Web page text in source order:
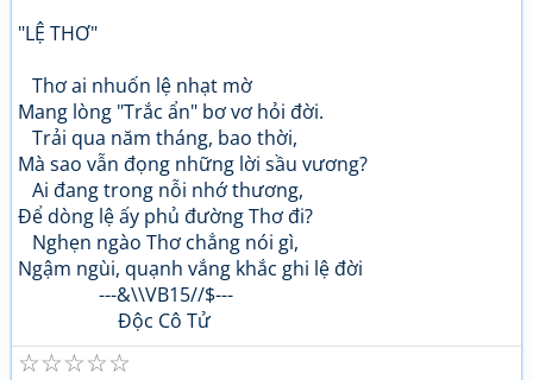
"LỆ THƠ"
Thơ ai nhuốn lệ nhạt mờ
Mang lòng "Trắc ẩn" bơ vơ hỏi đời.
Trải qua năm tháng, bao thời,
Mà sao vẫn đọng những lời sầu vương?
Ai đang trong nỗi nhớ thương,
Để dòng lệ ấy phủ đường Thơ đi?
Nghẹn ngào Thơ chẳng nói gì,
Ngậm ngùi, quạnh vắng khắc ghi lệ đời
---&\\VB15//$---
Độc Cô Tử
☆
☆
☆
☆
☆